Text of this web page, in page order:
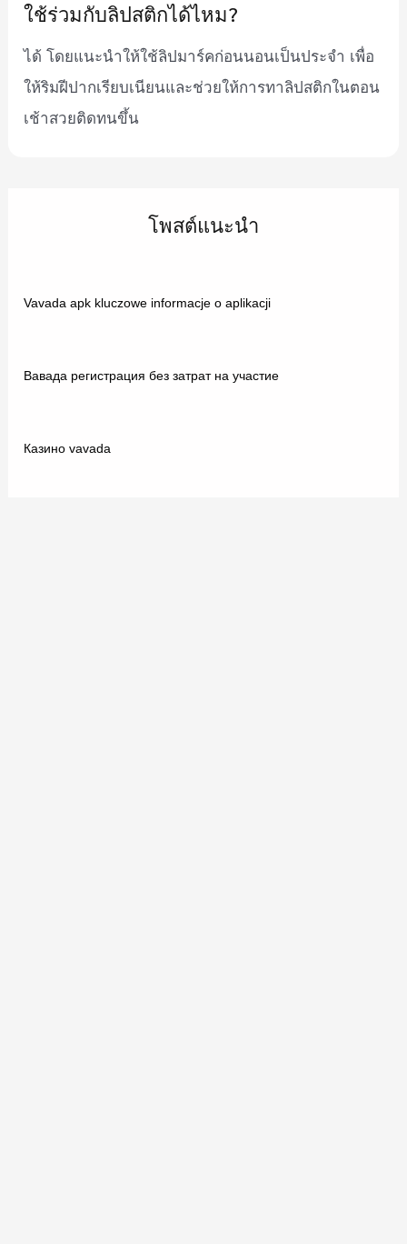
ใช้ร่วมกับลิปสติกได้ไหม?
ได้ โดยแนะนำให้ใช้ลิปมาร์คก่อนนอนเป็นประจำ เพื่อ
ให้ริมฝีปากเรียบเนียนและช่วยให้การทาลิปสติกในตอน
เช้าสวยติดทนขึ้น
โพสต์แนะนำ
Vavada apk kluczowe informacje o aplikacji
Вавада регистрация без затрат на участие
Казино vavada